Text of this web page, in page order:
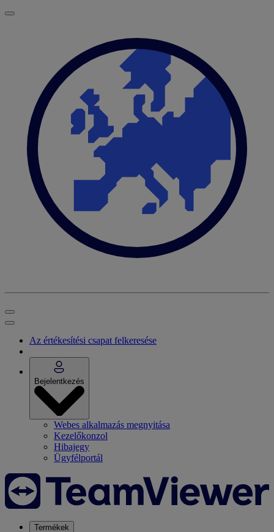
Az értékesítési csapat felkeresése
Bejelentkezés
Webes alkalmazás megnyitása
Kezelőkonzol
Hibajegy
Ügyfélportál
Termékek